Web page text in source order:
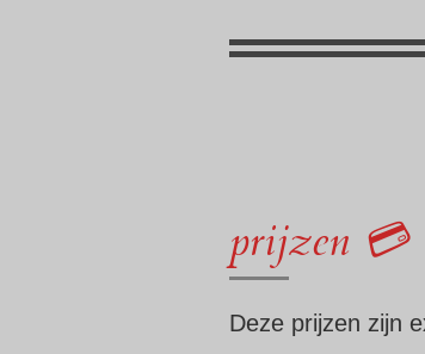
prijzen 💳
Deze prijzen zijn